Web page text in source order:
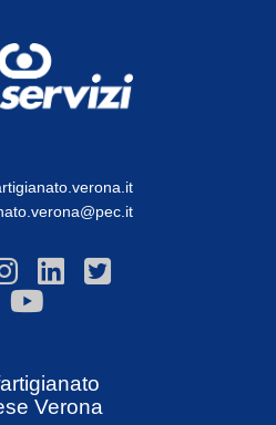
Verona